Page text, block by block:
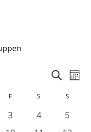
und
Suche
F S SAMSTAG
S
0
Veranstaltungen
3
0
4
0
5